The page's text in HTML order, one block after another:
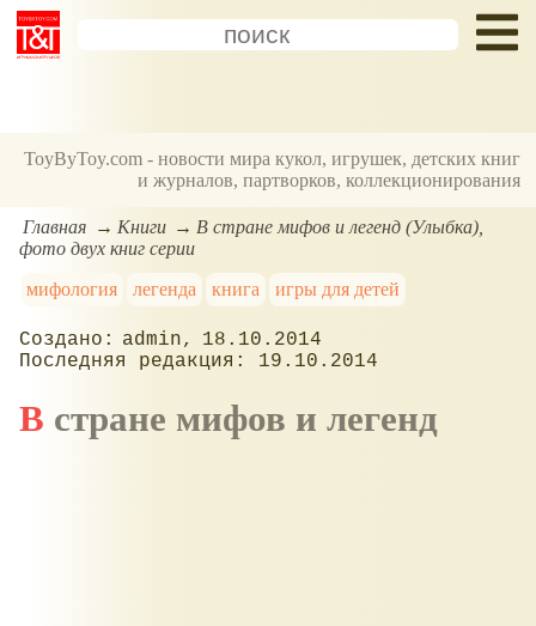
ToyByToy.com - новости мира кукол, игрушек, детских книг
и журналов, партворков, коллекционирования
Главная Книги
В стране мифов и легенд (Улыбка),
фото двух книг серии
мифология
легенда книга игры для детей
admin
18.10.2014
19.10.2014
В стране мифов и легенд